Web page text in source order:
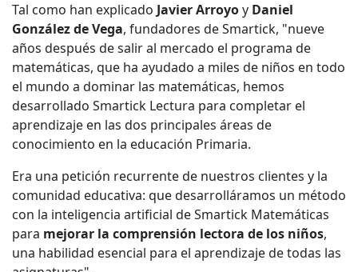
Tal como han explicado Javier Arroyoy Daniel
González de Vega, fundadores de Smartick, "nueve
años después de salir al mercado el programa de
matemáticas, que ha ayudado a miles de niños en todo
el mundo a dominar las matemáticas, hemos
desarrollado Smartick Lectura para completar el
aprendizaje en las dos principales áreas de
conocimiento en la educación Primaria.
Era una petición recurrente de nuestros clientes y la
comunidad educativa: que desarrolláramos un método
con la inteligencia artificial de Smartick Matemáticas
para mejorar la comprensión lectora de los niños,
una habilidad esencial para el aprendizaje de todas las